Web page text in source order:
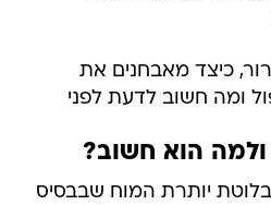
כיצד מאבחנים את
ומה חשוב לדעת לפני
ולמה הוא חשוב?
יותרת המוח שבבסיס